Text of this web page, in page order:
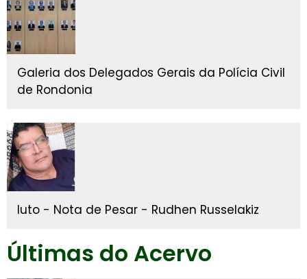
Galeria dos Delegados Gerais da Polícia Civil
de Rondonia
luto - Nota de Pesar - Rudhen Russelakiz
Últimas do Acervo